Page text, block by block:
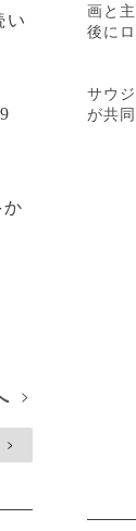
い
か
>
>
画と
後に
サウ
が共